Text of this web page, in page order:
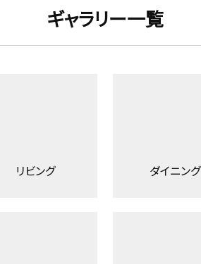
ギャラリー一覧
リビング ダイニング